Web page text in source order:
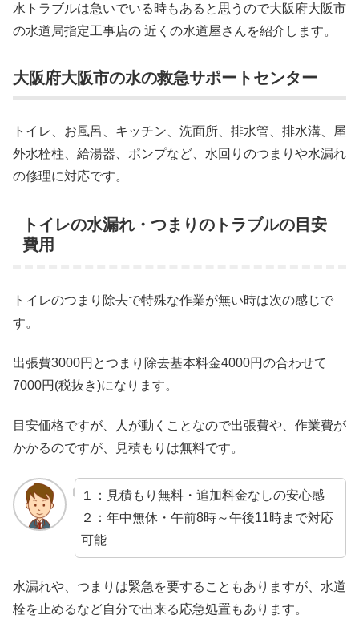
水トラブルは急いでいる時もあると思うので大阪府大阪市
の水道局指定工事店の 近くの水道屋さんを紹介します。
大阪府大阪市の水の救急サポートセンター
トイレ、お風呂、キッチン、洗面所、排水管、排水溝、屋
外水栓柱、給湯器、ポンプなど、水回りのつまりや水漏れ
の修理に対応です。
トイレの水漏れ・つまりのトラブルの目安
費用
トイレのつまり除去で特殊な作業が無い時は次の感じで
す。
出張費3000円とつまり除去基本料金4000円の合わせて
7000円(税抜き)になります。
目安価格ですが、人が動くことなので出張費や、作業費が
かかるのですが、見積もりは無料です。
１：見積もり無料・追加料金なしの安心感
２：年中無休・午前8時～午後11時まで対応
可能
水漏れや、つまりは緊急を要することもありますが、水道
栓を止めるなど自分で出来る応急処置もあります。